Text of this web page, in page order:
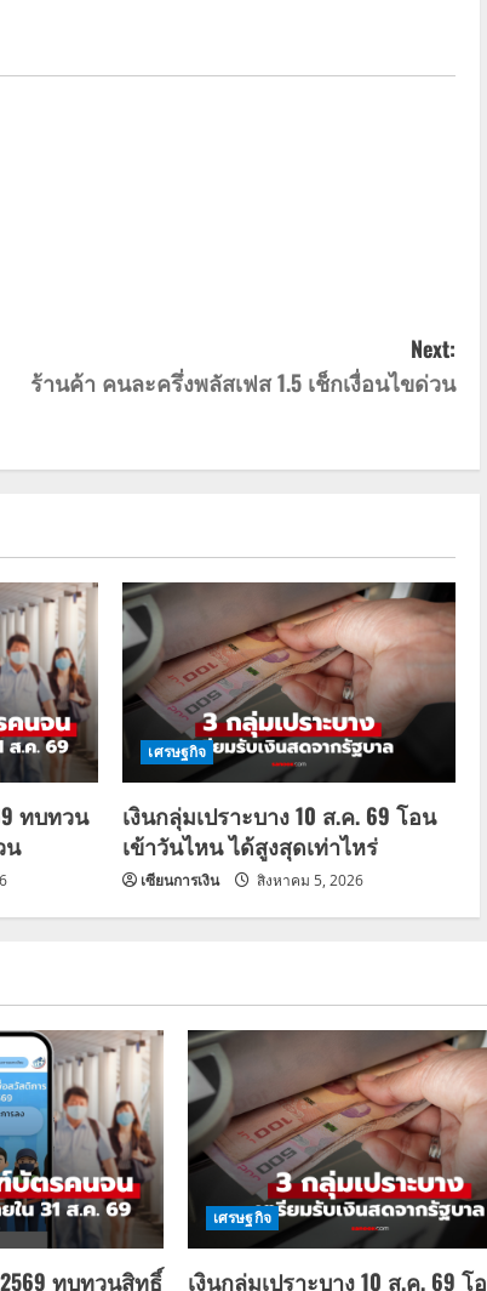
Next:
ร้านค้า คนละครึ่งพลัสเฟส 1.5 เช็กเงื่อนไขด่วน
ทบทวน
น
เศรษฐกิจ
เงินกลุ่มเปราะบาง 10 ส.ค. 69 โอน
เข้าวันไหน ได้สูงสุดเท่าไหร่
เซียนการเงิน สิงหาคม 5, 2026
ทบทวนสิทธิ์
เศรษฐกิจ
เงินกลุ่มเปราะบาง 10 ส.ค. 69 โ